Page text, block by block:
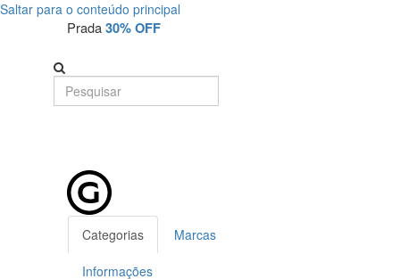
Saltar para o conteúdo principal
Prada30% OFF
Categorias Marcas
Informações